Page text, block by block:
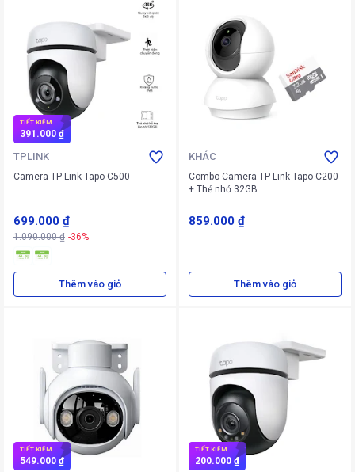
TIẾT KIỆM
391.000 ₫
TPLINK
Camera TP-Link Tapo C500
699.000 ₫
1.090.000 ₫ -36%
Thêm vào giỏ
KHÁC
Combo Camera TP-Link Tapo C200
+ Thẻ nhớ 32GB
859.000 ₫
Thêm vào giỏ
TIẾT KIỆM
549.000 ₫
TIẾT KIỆM
200.000 ₫